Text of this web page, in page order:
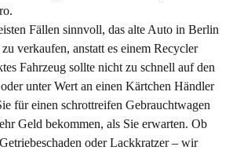
Fällen sinnvoll, das alte Auto in Berlin
zu verkaufen, anstatt es einem Recycler
Fahrzeug sollte nicht zu schnell auf den
unter Wert an einen Kärtchen Händler
für einen schrottreifen Gebrauchtwagen
Geld bekommen, als Sie erwarten. Ob
oder Lackkratzer – wir